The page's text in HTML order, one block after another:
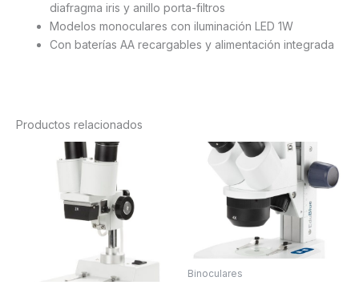
diafragma iris y anillo porta-filtros
Modelos monoculares con iluminación LED 1W
Con baterías AA recargables y alimentación integrada
Productos relacionados
Binoculares